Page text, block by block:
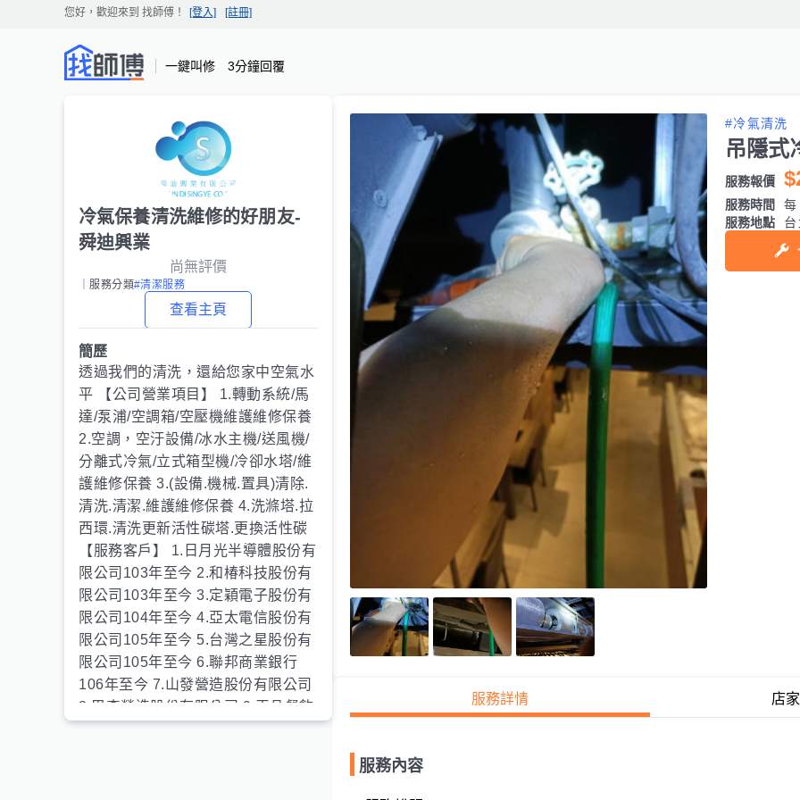
您好，歡迎來到 找師傅 ！ [登入] [註冊]
一鍵叫修 3分鐘回覆
冷氣保養清洗維修的好朋友-
舜迪興業
尚無評價
｜服務分類#清潔服務
查看主頁
簡歷
透過我們的清洗，還給您家中空氣水
平 【公司營業項目】 1.轉動系統/馬
達/泵浦/空調箱/空壓機維護維修保養
2.空調，空汙設備/冰水主機/送風機/
分離式冷氣/立式箱型機/冷卻水塔/維
護維修保養 3.(設備.機械.置具)清除.
清洗.清潔.維護維修保養 4.洗滌塔.拉
西環.清洗更新活性碳塔.更換活性碳
【服務客戶】 1.日月光半導體股份有
限公司103年至今 2.和椿科技股份有
限公司103年至今 3.定穎電子股份有
限公司104年至今 4.亞太電信股份有
限公司105年至今 5.台灣之星股份有
限公司105年至今 6.聯邦商業銀行
106年至今 7.山發營造股份有限公司
8.巴森營造股份有限公司 9.王品餐飲
#冷氣清洗
吊隱式
服務報價
服務時間
服務地點
服務詳情 店
服務內容